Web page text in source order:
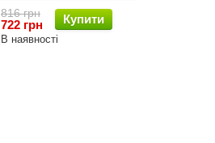
816 грн
722 грн Купити
В наявності